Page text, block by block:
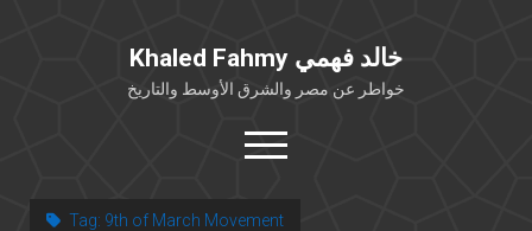
Khaled Fahmy خالد فهمي
خواطر عن مصر والشرق الأوسط والتاريخ
open
menu
twitter
Tag: 9th of March Movement